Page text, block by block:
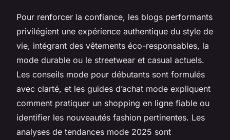
Pour renforcer la confiance, les blogs performants
privilégient une expérience authentique du style de
vie, intégrant des vêtements éco-responsables, la
mode durable ou le streetwear et casual actuels.
Les conseils mode pour débutants sont formulés
avec clarté, et les guides d’achat mode expliquent
comment pratiquer un shopping en ligne fiable ou
identifier les nouveautés fashion pertinentes. Les
analyses de tendances mode 2025 sont